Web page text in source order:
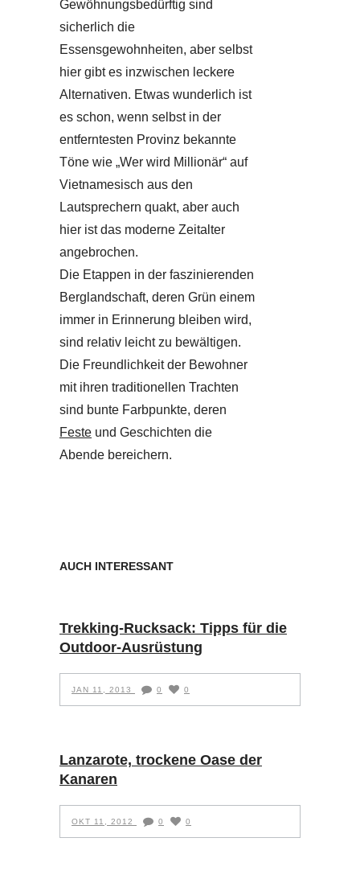
Gewöhnungsbedürftig sind
sicherlich die
Essensgewohnheiten, aber selbst
hier gibt es inzwischen leckere
Alternativen. Etwas wunderlich ist
es schon, wenn selbst in der
entferntesten Provinz bekannte
Töne wie „Wer wird Millionär“ auf
Vietnamesisch aus den
Lautsprechern quakt, aber auch
hier ist das moderne Zeitalter
angebrochen.
Die Etappen in der faszinierenden
Berglandschaft, deren Grün einem
immer in Erinnerung bleiben wird,
sind relativ leicht zu bewältigen.
Die Freundlichkeit der Bewohner
mit ihren traditionellen Trachten
sind bunte Farbpunkte, deren
Feste und Geschichten die
Abende bereichern.
AUCH INTERESSANT
Trekking-Rucksack: Tipps für die
Outdoor-Ausrüstung
JAN 11, 2013 0 0
Lanzarote, trockene Oase der
Kanaren
OKT 11, 2012 0 0